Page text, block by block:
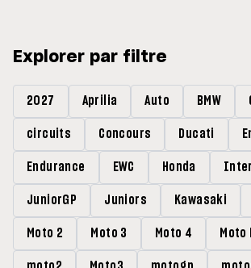
Explorer par filtre
2027 Aprilia Auto BMW
circuits Concours Ducati
Endurance EWC Honda
JuniorGP Juniors Kawasaki
Moto 2 Moto 3 Moto 4 Moto